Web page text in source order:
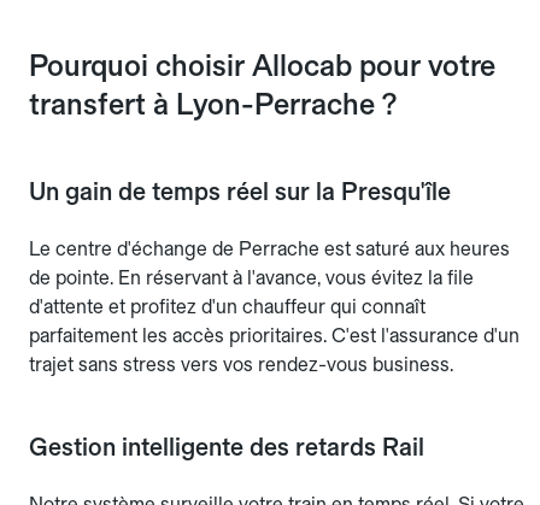
Pourquoi choisir Allocab pour votre
transfert à Lyon-Perrache ?
Un gain de temps réel sur la Presqu'île
Le centre d'échange de Perrache est saturé aux heures
de pointe. En réservant à l'avance, vous évitez la file
d'attente et profitez d'un chauffeur qui connaît
parfaitement les accès prioritaires. C'est l'assurance d'un
trajet sans stress vers vos rendez-vous business.
Gestion intelligente des retards Rail